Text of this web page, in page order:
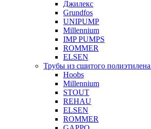
Джилекс
Grundfos
UNIPUMP
Millennium
IMP PUMPS
ROMMER
ELSEN
Трубы из сшитого полиэтилена
Hoobs
Millennium
STOUT
REHAU
ELSEN
ROMMER